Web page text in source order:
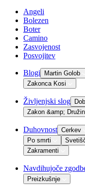
Angeli
Bolezen
Boter
Camino
Zasvojenost
Posvojitev
Blogi Martin Golob
Zakonca Kosi
Življenjski slog
Zakon &amp;
Duhovnost Cerkev
Po smrti
Zakramenti
Navdihujoče
Preizkušnje